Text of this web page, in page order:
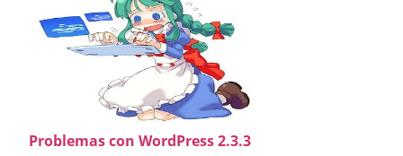
Problemas con WordPress 2.3.3